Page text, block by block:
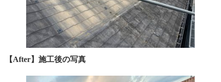
【After】施工後の写真